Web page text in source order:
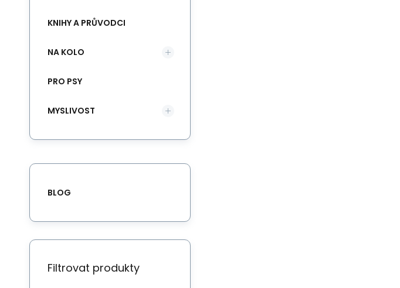
KNIHY A PRŮVODCI
NA KOLO
PRO PSY
MYSLIVOST
BLOG
Filtrovat produkty